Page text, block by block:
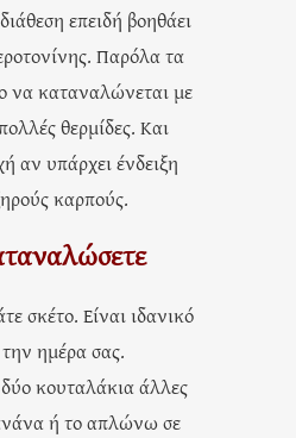
επειδή βοηθάει
Παρόλα τα
να καταναλώνεται με
θερμίδες. Και
αν υπάρχει ένδειξη
καρπούς.
σκέτο. Είναι ιδανικό
ημέρα σας.
κουταλάκια άλλες
ή το απλώνω σε